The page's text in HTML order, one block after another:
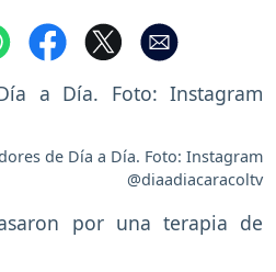
de Día a Día. Foto: Instagram
@diaadiacaracoltv
por una terapia de